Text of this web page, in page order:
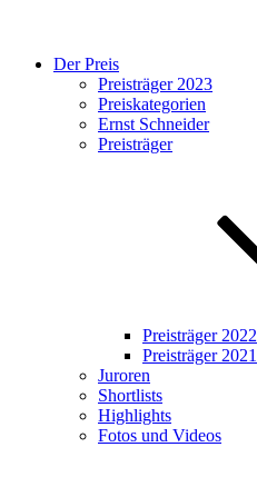
Der Preis
Preisträger 2023
Preiskategorien
Ernst Schneider
Preisträger
Preisträger 2022
Preisträger 2021
Juroren
Shortlists
Highlights
Fotos und Videos